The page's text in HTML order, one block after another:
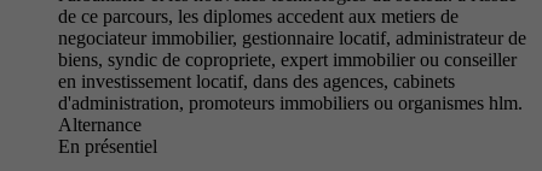
de ce parcours, les diplomes accedent aux metiers de
negociateur immobilier, gestionnaire locatif, administrateur de
biens, syndic de copropriete, expert immobilier ou conseiller
en investissement locatif, dans des agences, cabinets
d'administration, promoteurs immobiliers ou organismes hlm.
Alternance
En présentiel